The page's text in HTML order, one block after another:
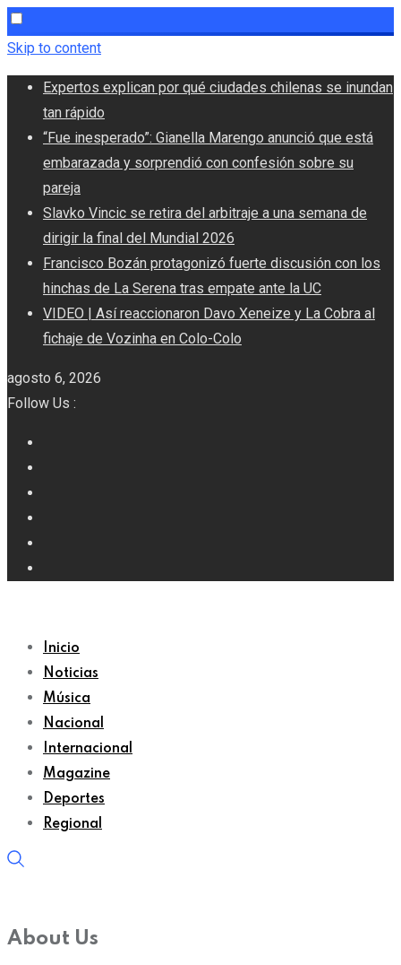
Skip to content
Expertos explican por qué ciudades chilenas se inundan
tan rápido
“Fue inesperado”: Gianella Marengo anunció que está
embarazada y sorprendió con confesión sobre su
pareja
Slavko Vincic se retira del arbitraje a una semana de
dirigir la final del Mundial 2026
Francisco Bozán protagonizó fuerte discusión con los
hinchas de La Serena tras empate ante la UC
VIDEO | Así reaccionaron Davo Xeneize y La Cobra al
fichaje de Vozinha en Colo-Colo
agosto 6, 2026
Follow Us :
Inicio
Noticias
Música
Nacional
Internacional
Magazine
Deportes
Regional
About Us